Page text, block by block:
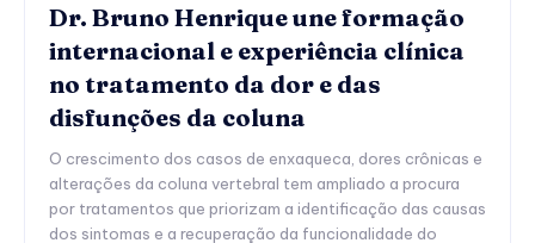
Dr. Bruno Henrique une formação
internacional e experiência clínica
no tratamento da dor e das
disfunções da coluna
O crescimento dos casos de enxaqueca, dores crônicas e
alterações da coluna vertebral tem ampliado a procura
por tratamentos que priorizam a identificação das causas
dos sintomas e a recuperação da funcionalidade do